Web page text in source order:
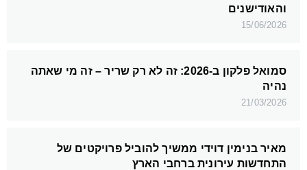
והאודישנים
15/06/2026
סמואל פלקון ב-2026: זה לא רק שריר – זה מי שאתה
נהיה
21/03/2026
מאיר בנימין דוידי ממשיך להוביל פרויקטים של
התחדשות עירונית ברחבי הארץ